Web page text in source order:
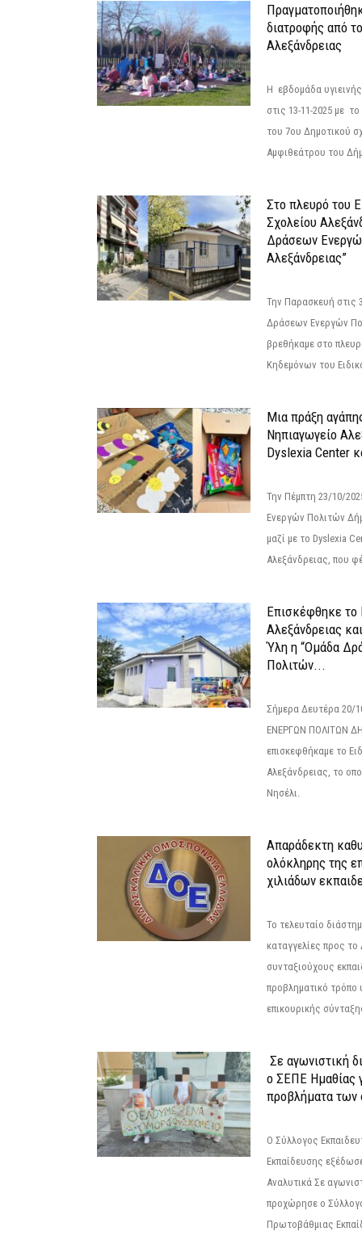
διατροφής από
Αλεξάνδρειας
Η εβδομάδα
στις 13-11-2025 με
του 7ου Δημοτικού
Αμφιθεάτρου του
Στο πλευρό του
Σχολείου
Δράσεων
Αλεξάνδρειας”
Την Παρασκευή
Δράσεων Ενεργών
βρεθήκαμε στο
Κηδεμόνων του
Μια πράξη
Νηπιαγωγείο
Dyslexia Center
Την Πέμπτη 23/10/
Ενεργών Πολιτών
μαζί με το Dyslexia
Αλεξάνδρειας, που
Επισκέφθηκε το
Αλεξάνδρειας
Ύλη η “Ομάδα
Πολιτών...
Σήμερα Δευτέρα
ΕΝΕΡΓΩΝ ΠΟΛΙΤΩΝ
επισκεφθήκαμε το
Αλεξάνδρειας, το
Νησέλι.
Απαράδεκτη
ολόκληρης της
χιλιάδων
Το τελευταίο
καταγγελίες προς
συνταξιούχους
προβληματικό τρόπο
επικουρικής
Σε αγωνιστική
ο ΣΕΠΕ Ημαθίας
προβλήματα των
Ο Σύλλογος
Εκπαίδευσης
Αναλυτικά Σε
προχώρησε ο
Πρωτοβάθμιας